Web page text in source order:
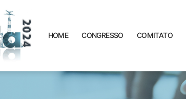
HOME CONGRESSO COMITATO